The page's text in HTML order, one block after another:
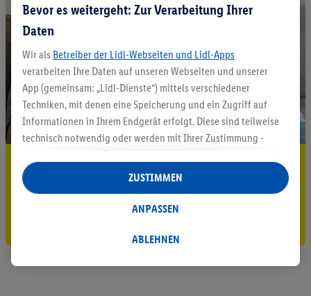
5.95 € Versand sparen³²ᵃ
Bevor es weitergeht: Zur Verarbeitung Ihrer
Daten
Wir als Betreiber der Lidl-Webseiten und Lidl-Apps
verarbeiten Ihre Daten auf unseren Webseiten und unserer
App (gemeinsam: „Lidl-Dienste“) mittels verschiedener
Techniken, mit denen eine Speicherung und ein Zugriff auf
Informationen in Ihrem Endgerät erfolgt. Diese sind teilweise
technisch notwendig oder werden mit Ihrer Zustimmung -
auch durch Partner (u.a.
Verantwortliche; im Zusammenhang mit dem IAB TCF
insgesamt
Statistik-Erstellung oder für personalisierte Werbung
Datenverarbeitungen für personalisierte Werbung werden
ABLEHNEN
ANPASSEN
ZUSTIMMEN